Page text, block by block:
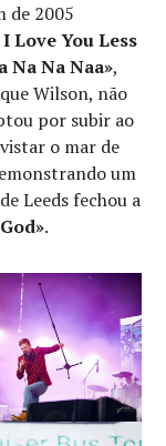
de 2005
Love You Less
Na Na Naa»,
que Wilson, não
por subir ao
o mar de
um
Leeds fechou a
.